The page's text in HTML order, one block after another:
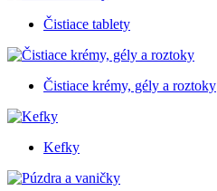
Čistiace tablety
Čistiace krémy, gély a roztoky
Kefky